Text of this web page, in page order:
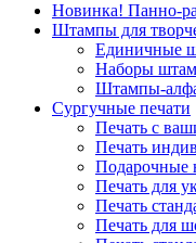
Новинка! Панно-
Штампы для
Единичные
Наборы
Штампы-
Сургучные печати
Печать с
Печать
Подарочные
Печать для
Печать
Печать для